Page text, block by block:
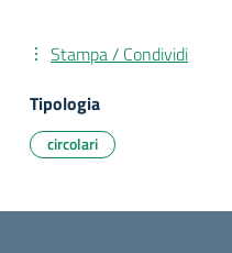
Stampa / Condividi
Tipologia
circolari